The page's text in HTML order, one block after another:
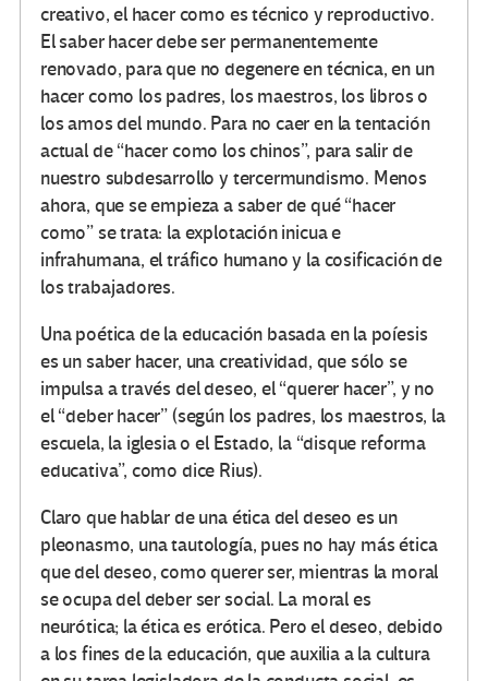
creativo, el hacer como es técnico y reproductivo.
El saber hacer debe ser permanentemente
renovado, para que no degenere en técnica, en un
hacer como los padres, los maestros, los libros o
los amos del mundo. Para no caer en la tentación
actual de “hacer como los chinos”, para salir de
nuestro subdesarrollo y tercermundismo. Menos
ahora, que se empieza a saber de qué “hacer
como” se trata: la explotación inicua e
infrahumana, el tráfico humano y la cosificación de
los trabajadores.
Una poética de la educación basada en la poíesis
es un saber hacer, una creatividad, que sólo se
impulsa a través del deseo, el “querer hacer”, y no
el “deber hacer” (según los padres, los maestros, la
escuela, la iglesia o el Estado, la “disque reforma
educativa”, como dice Rius).
Claro que hablar de una ética del deseo es un
pleonasmo, una tautología, pues no hay más ética
que del deseo, como querer ser, mientras la moral
se ocupa del deber ser social. La moral es
neurótica; la ética es erótica. Pero el deseo, debido
a los fines de la educación, que auxilia a la cultura